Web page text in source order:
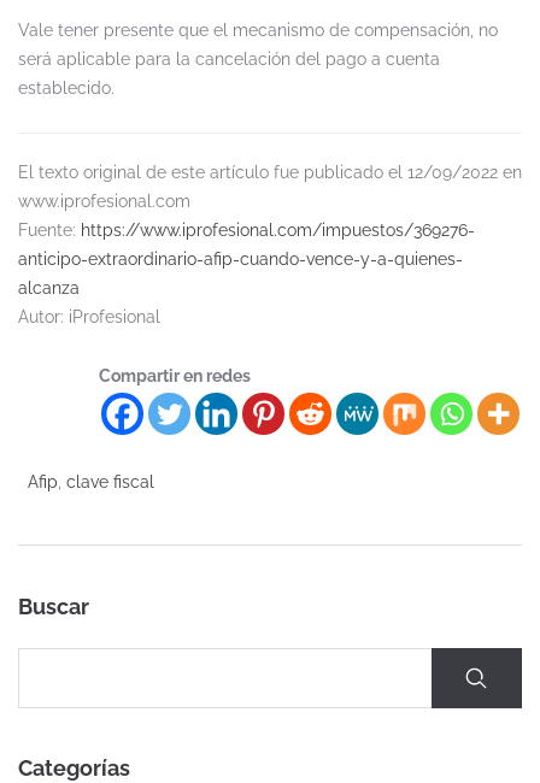
Vale tener presente que el mecanismo de compensación, no
será aplicable para la cancelación del pago a cuenta
establecido.
El texto original de este artículo fue publicado el 12/09/2022 en
www.iprofesional.com
Fuente: https://www.iprofesional.com/impuestos/369276-
anticipo-extraordinario-afip-cuando-vence-y-a-quienes-
alcanza
Autor: iProfesional
Compartir en redes
Afip clave fiscal
Buscar
Categorías